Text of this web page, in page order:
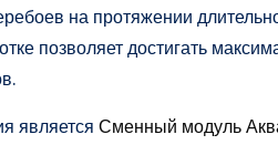
на протяжении
позволяет достигать
является Сменный модуль